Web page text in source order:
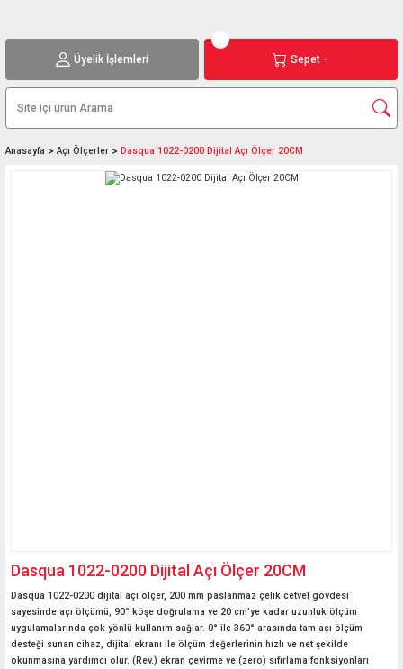
Üyelik İşlemleri Sepet -
Anasayfa Açı Ölçerler Dasqua 1022-0200 Dijital Açı Ölçer 20CM
Dasqua 1022-0200 Dijital Açı Ölçer 20CM
Dasqua 1022-0200 dijital açı ölçer, 200 mm paslanmaz çelik cetvel gövdesi
sayesinde açı ölçümü, 90° köşe doğrulama ve 20 cm’ye kadar uzunluk ölçüm
uygulamalarında çok yönlü kullanım sağlar. 0° ile 360° arasında tam açı ölçüm
desteği sunan cihaz, dijital ekranı ile ölçüm değerlerinin hızlı ve net şekilde
okunmasına yardımcı olur. (Rev.) ekran çevirme ve (zero) sıfırlama fonksiyonları